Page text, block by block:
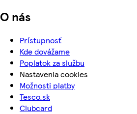
O nás
Prístupnosť
Kde dovážame
Poplatok za službu
Nastavenia cookies
Možnosti platby
Tesco.sk
Clubcard